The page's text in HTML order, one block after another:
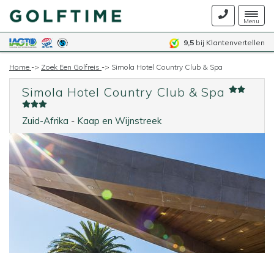
Menu
9,5 bij Klantenvertellen
Home -> Zoek Een Golfreis -> Simola Hotel Country Club & Spa
Simola Hotel Country Club & Spa
Zuid-Afrika - Kaap en Wijnstreek